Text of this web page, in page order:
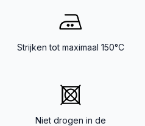
Strijken tot maximaal 150°C
Niet drogen in de